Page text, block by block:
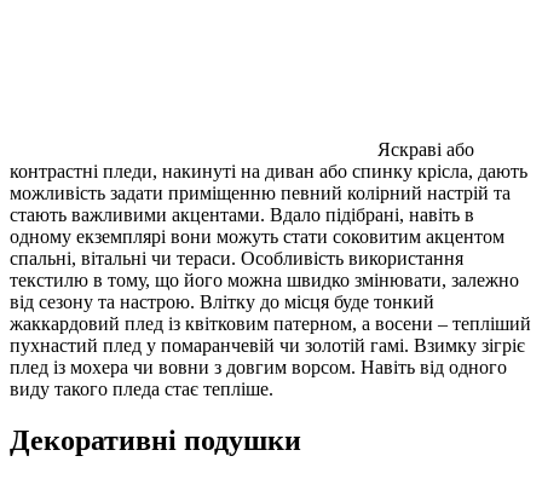
Яскраві або
контрастні пледи, накинуті на диван або спинку крісла, дають
можливість задати приміщенню певний колірний настрій та
стають важливими акцентами. Вдало підібрані, навіть в
одному екземплярі вони можуть стати соковитим акцентом
спальні, вітальні чи тераси. Особливість використання
текстилю в тому, що його можна швидко змінювати, залежно
від сезону та настрою. Влітку до місця буде тонкий
жаккардовий плед із квітковим патерном, а восени – тепліший
пухнастий плед у помаранчевій чи золотій гамі. Взимку зігріє
плед із мохера чи вовни з довгим ворсом. Навіть від одного
виду такого пледа стає тепліше.
Декоративні подушки